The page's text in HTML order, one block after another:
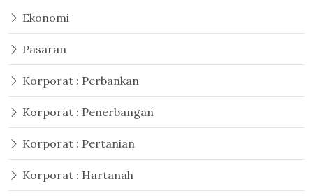
Ekonomi
Pasaran
Korporat : Perbankan
Korporat : Penerbangan
Korporat : Pertanian
Korporat : Hartanah